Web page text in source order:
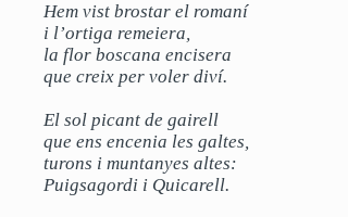
Hem vist brostar el romaní
i l’ortiga remeiera,
la flor boscana encisera
que creix per voler diví.
El sol picant de gairell
que ens encenia les galtes,
turons i muntanyes altes:
Puigsagordi i Quicarell.